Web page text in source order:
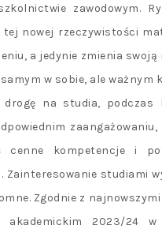
zawodowym.
tej nowej rzeczywistości
a jedynie zmienia swoją
w sobie, ale ważnym
na studia, podczas
zaangażowaniu,
cenne kompetencje i
Zainteresowanie studiami
Zgodnie z
akademickim 2023/24 w